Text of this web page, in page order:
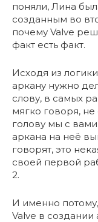
поняли, Лина
созданным во
почему Valve
факт есть факт.
Исходя из
аркану нужно
слову, в самых
мягко говоря,
голову мы с
аркана на неё
говорят, это
своей первой
2.
И именно
Valve в создании